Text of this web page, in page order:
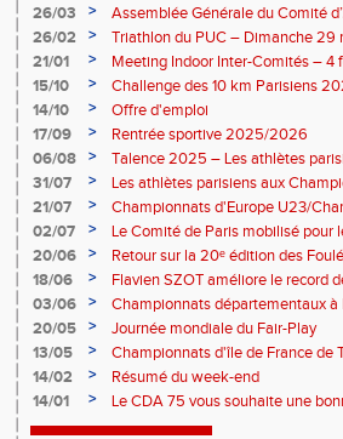
26/03
>
Assemblée Générale du Comité
26/02
>
Triathlon du PUC – Dimanche 29
21/01
>
Meeting Indoor Inter-Comités – 4
15/10
>
Challenge des 10 km Parisiens
14/10
>
Offre d'emploi
17/09
>
Rentrée sportive 2025/2026
06/08
>
Talence 2025 – Les athlètes
de France Élite
31/07 >
Les athlètes parisiens aux
21/07
>
Championnats d'Europe U23/
02/07
>
Le Comité de Paris mobilisé pour
20/06
>
Retour sur la 20ᵉ édition des
18/06
>
Flavien SZOT améliore le record
03/06
>
Championnats départementaux à
20/05
>
Journée mondiale du Fair-Play
13/05
>
Championnats d'île de France de
14/02
>
Résumé du week-end
14/01
> Le CDA 75 vous souhaite une